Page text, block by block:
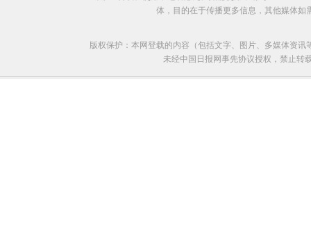
体，目的在于传播更多信息，其他媒体
版权保护：本网登载的内容（包括文字、图片、多媒体资
未经中国日报网事先协议授权，禁止转